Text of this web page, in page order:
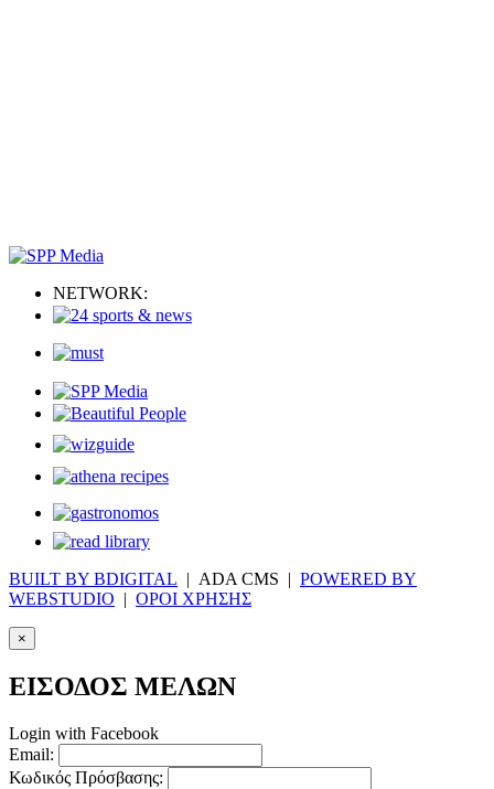
NETWORK:
BUILT BY BDIGITAL | ADA CMS | POWERED BY
WEBSTUDIO | ΟΡΟΙ ΧΡΗΣΗΣ
×
ΕΙΣΟΔΟΣ ΜΕΛΩΝ
Login with Facebook
Email:
Κωδικός Πρόσβασης: